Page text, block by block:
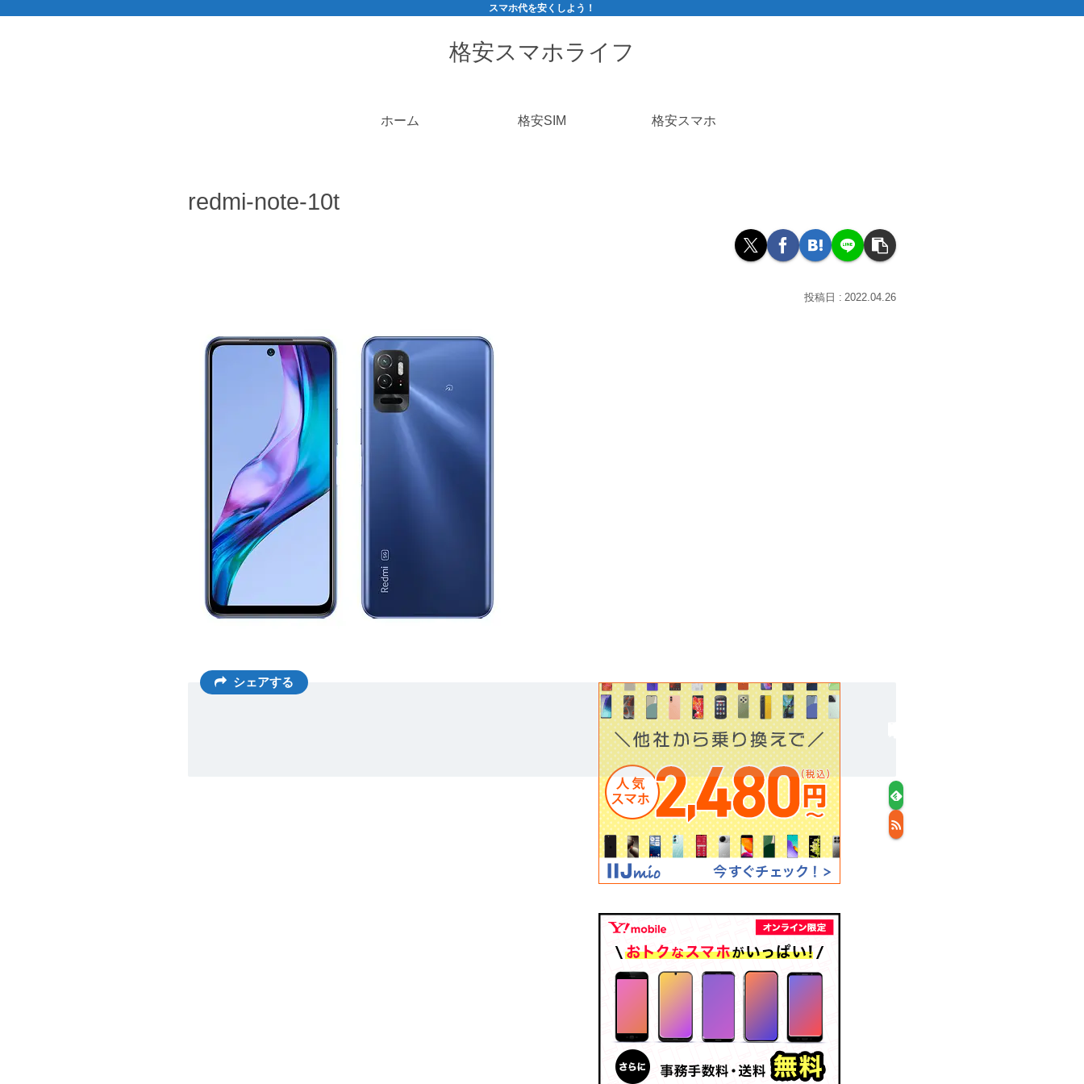
スマホ代を安くしよう！
格安スマホライフ
ホーム 格安SIM 格安スマホ
redmi-note-10t
2022.04.26
シェアする